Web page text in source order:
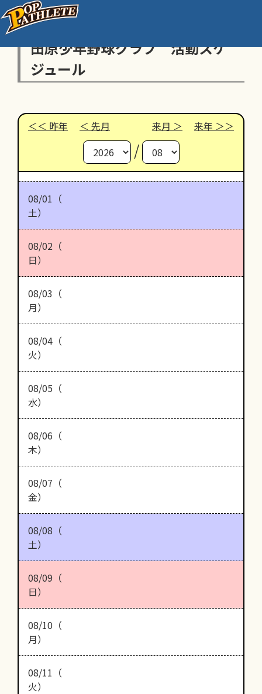
田原少年野球クラブ 活動スケ
ジュール
昨年 先月 来月 来年
/
08/01（
土）
08/02（
日）
08/03（
月）
08/04（
火）
08/05（
水）
08/06（
木）
08/07（
金）
08/08（
土）
08/09（
日）
08/10（
月）
08/11（
火）